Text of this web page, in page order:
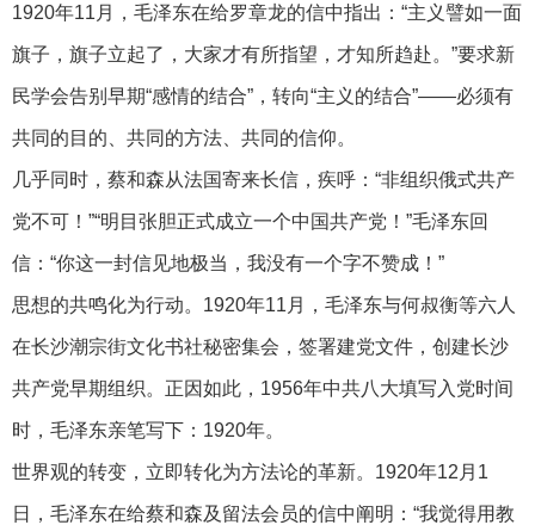
1920年11月，毛泽东在给罗章龙的信中指出：“主义譬如一面
旗子，旗子立起了，大家才有所指望，才知所趋赴。”要求新
民学会告别早期“感情的结合”，转向“主义的结合”——必须有
共同的目的、共同的方法、共同的信仰。
几乎同时，蔡和森从法国寄来长信，疾呼：“非组织俄式共产
党不可！”“明目张胆正式成立一个中国共产党！”毛泽东回
信：“你这一封信见地极当，我没有一个字不赞成！”
思想的共鸣化为行动。1920年11月，毛泽东与何叔衡等六人
在长沙潮宗街文化书社秘密集会，签署建党文件，创建长沙
共产党早期组织。正因如此，1956年中共八大填写入党时间
时，毛泽东亲笔写下：1920年。
世界观的转变，立即转化为方法论的革新。1920年12月1
日，毛泽东在给蔡和森及留法会员的信中阐明：“我觉得用教